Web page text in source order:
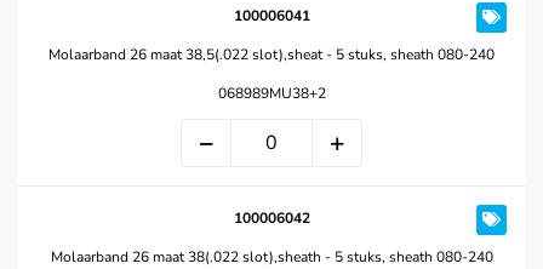
100006041
Molaarband 26 maat 38,5(.022 slot),sheat - 5 stuks, sheath 080-240
068989MU38+2
100006042
Molaarband 26 maat 38(.022 slot),sheath - 5 stuks, sheath 080-240